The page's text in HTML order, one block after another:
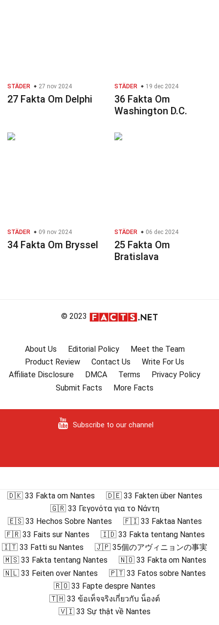
STÄDER 27 nov 2024
27 Fakta Om Delphi
STÄDER 19 dec 2024
36 Fakta Om
Washington D.C.
STÄDER 09 nov 2024
34 Fakta Om Bryssel
STÄDER 06 dec 2024
25 Fakta Om
Bratislava
© 2023
About Us Editorial Policy
Meet the Team
Product Review
Contact Us
Write For Us
Affiliate Disclosure
DMCA Terms
Privacy Policy
Submit Facts
More Facts
Subscribe to our channel
🇩🇰 33 Fakta om Nantes
🇩🇪 33 Fakten über Nantes
🇬🇷 33 Γεγονότα για το Νάντη
🇪🇸 33 Hechos Sobre Nantes
🇫🇮 33 Faktaa Nantes
🇫🇷 33 Faits sur Nantes
🇮🇩 33 Fakta tentang Nantes
🇮🇹 33 Fatti su Nantes
🇯🇵 35個のアヴィニョンの事実
🇲🇸 33 Fakta tentang Nantes
🇳🇴 33 Fakta om Nantes
🇳🇱 33 Feiten over Nantes
🇵🇹 33 Fatos sobre Nantes
🇷🇴 33 Fapte despre Nantes
🇹🇭 33 ข้อเท็จจริงเกี่ยวกับ น็องต์
🇻🇮 33 Sự thật về Nantes